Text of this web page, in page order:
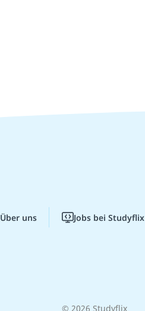
Über uns Jobs bei Studyflix
© 2026 Studyflix